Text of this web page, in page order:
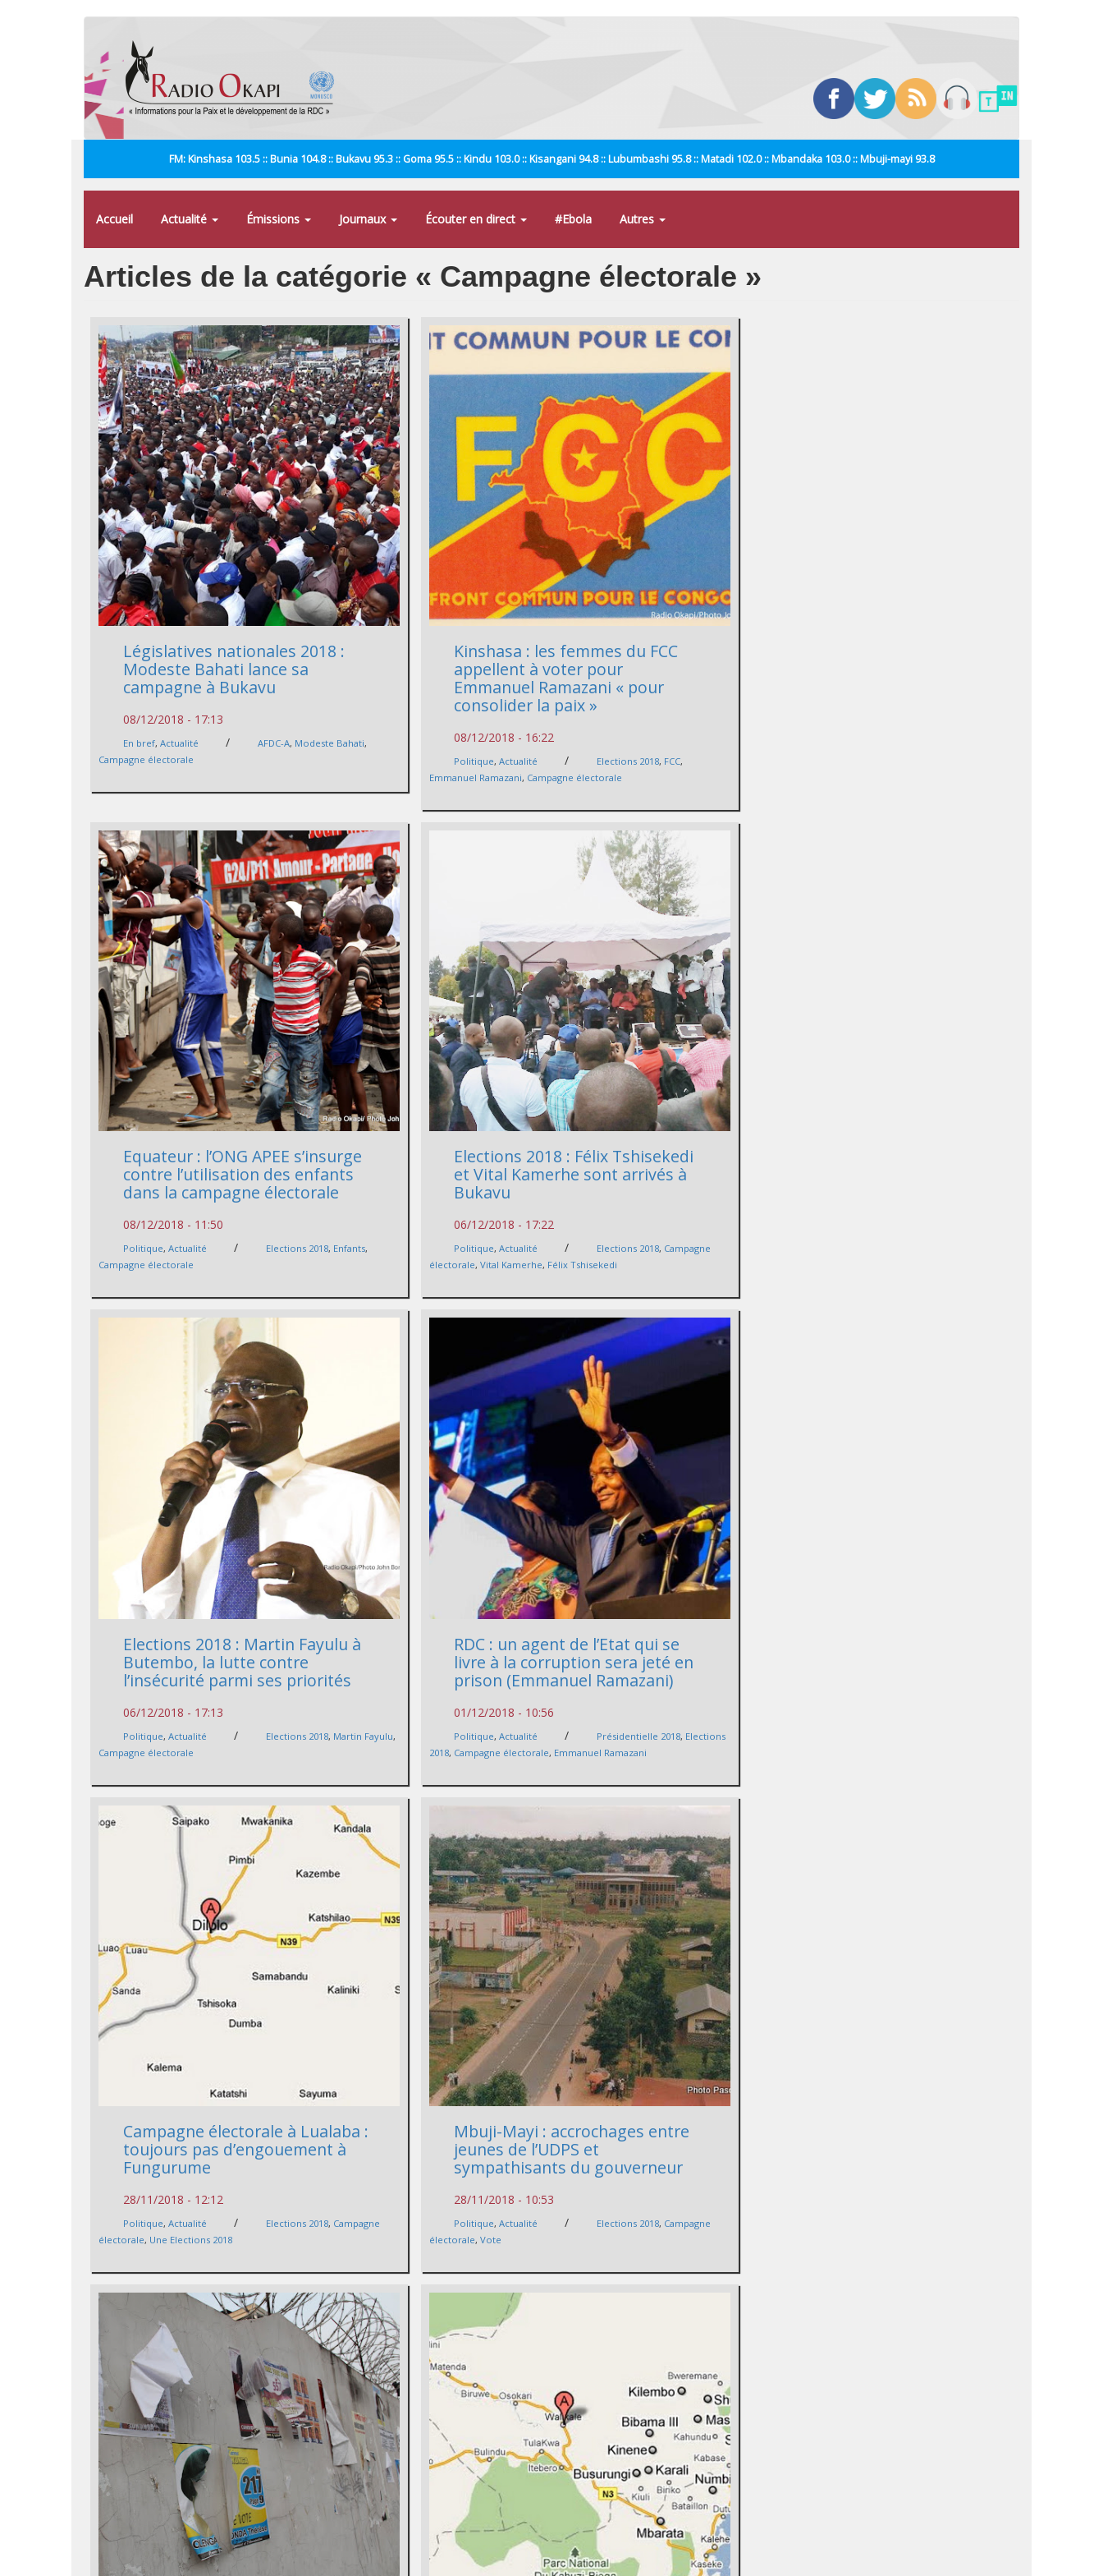
FM: Kinshasa 103.5 :: Bunia 104.8 :: Bukavu 95.3 :: Goma 95.5 :: Kindu 103.0 :: Kisangani 94.8 :: Lubumbashi 95.8 :: Matadi 102.0 :: Mbandaka 103.0 :: Mbuji-mayi 93.8
Accueil Actualité Émissions Journaux Écouter en direct #Ebola Autres
Articles de la catégorie « Campagne électorale »
Législatives nationales 2018 :
Modeste Bahati lance sa
campagne à Bukavu
08/12/2018 - 17:13
En bref,Actualité / AFDC-A, Modeste Bahati,
Campagne électorale
Kinshasa : les femmes du FCC
appellent à voter pour
Emmanuel Ramazani « pour
consolider la paix »
08/12/2018 - 16:22
Politique,Actualité / Elections 2018, FCC,
Emmanuel Ramazani, Campagne électorale
Equateur : l’ONG APEE s’insurge
contre l’utilisation des enfants
dans la campagne électorale
08/12/2018 - 11:50
Politique,Actualité / Elections 2018, Enfants,
Campagne électorale
Elections 2018 : Félix Tshisekedi
et Vital Kamerhe sont arrivés à
Bukavu
06/12/2018 - 17:22
Politique,Actualité / Elections 2018, Campagne
électorale,Vital Kamerhe, Félix Tshisekedi
Elections 2018 : Martin Fayulu à
Butembo, la lutte contre
l’insécurité parmi ses priorités
06/12/2018 - 17:13
Politique,Actualité / Elections 2018, Martin Fayulu,
Campagne électorale
RDC : un agent de l’Etat qui se
livre à la corruption sera jeté en
prison (Emmanuel Ramazani)
01/12/2018 - 10:56
Politique,Actualité / Présidentielle 2018, Elections
2018, Campagne électorale, Emmanuel Ramazani
Campagne électorale à Lualaba :
toujours pas d’engouement à
Fungurume
28/11/2018 - 12:12
Politique,Actualité / Elections 2018, Campagne
électorale, Une Elections 2018
Mbuji-Mayi : accrochages entre
jeunes de l’UDPS et
sympathisants du gouverneur
28/11/2018 - 10:53
Politique,Actualité / Elections 2018, Campagne
électorale,Vote